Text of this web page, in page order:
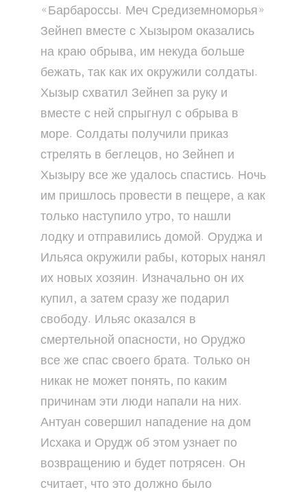
«Барбароссы. Меч Средиземноморья»
Зейнеп вместе с Хызыром оказались
на краю обрыва, им некуда больше
бежать, так как их окружили солдаты.
Хызыр схватил Зейнеп за руку и
вместе с ней спрыгнул с обрыва в
море. Солдаты получили приказ
стрелять в беглецов, но Зейнеп и
Хызыру все же удалось спастись. Ночь
им пришлось провести в пещере, а как
только наступило утро, то нашли
лодку и отправились домой. Оруджа и
Ильяса окружили рабы, которых нанял
их новых хозяин. Изначально он их
купил, а затем сразу же подарил
свободу. Ильяс оказался в
смертельной опасности, но Оруджо
все же спас своего брата. Только он
никак не может понять, по каким
причинам эти люди напали на них.
Антуан совершил нападение на дом
Исхака и Орудж об этом узнает по
возвращению и будет потрясен. Он
считает, что это должно было